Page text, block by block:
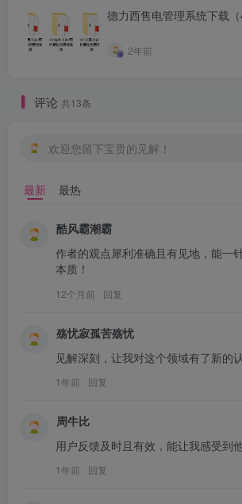
德力西售电管理系统下载（
2年前
评论 共13条
欢迎您留下宝贵的见解！
最新 最热
酷风霸潮霸
作者的观点犀利准确且有见地，能一
本质！
12个月前 回复
殇忧寂孤苦殇忧
见解深刻，让我对这个领域有了新的
1年前 回复
周牛比
用户反馈及时且有效，能让我感受到
1年前 回复